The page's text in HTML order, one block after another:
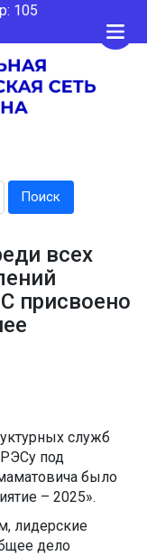
105
Поиск
всех
присвоено
служб
под
было
– 2025».
лидерские
дело